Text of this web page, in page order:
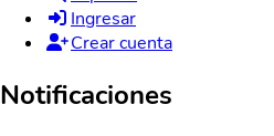
Ingresar
Crear cuenta
Notificaciones